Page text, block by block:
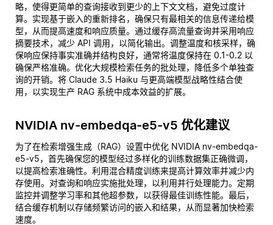
略，使得更简单的查询接收到更少的上下文文档，避免过度计
算。实现基于嵌入的重新排名，确保只有最相关的信息传递给模
型，从而提高速度和响应质量。通过缓存高流量查询并采用响应
摘要技术，减少 API 调用，以简化输出。调整温度和核采样，确
保响应保持事实准确并结构良好，通常将温度保持在 0.1-0.2 以
确保严格准确。优化大规模检索任务的批处理，降低多个单独查
询的开销。将 Claude 3.5 Haiku 与更高端模型战略性结合使
用，以实现生产 RAG 系统中成本效益的扩展。
NVIDIA nv-embedqa-e5-v5 优化建议
为了在检索增强生成（RAG）设置中优化 NVIDIA nv-embedqa-
e5-v5，首先确保您的模型经过多样化的训练数据集正确微调，
以提高检索准确性。利用混合精度训练来提高计算效率并减少内
存使用。对查询和响应实施批处理，以利用并行处理能力。定期
监控并调整学习率和其他超参数，以获得最佳训练性能。最后，
结合缓存机制以存储频繁访问的嵌入和结果，从而显著加快检索
速度。